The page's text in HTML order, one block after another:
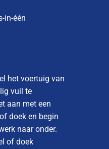
in-één
het voertuig van
vuil te
aan met een
doek en begin
naar onder.
of doek